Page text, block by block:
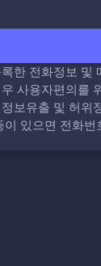
한 전화정보 및
사용자편의를
보유출 및 허위
이 있으면 전화